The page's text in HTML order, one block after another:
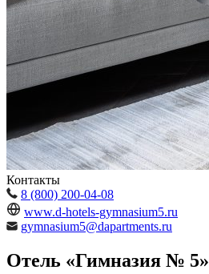
Контакты
8 (800) 200-04-08
www.d-hotels-gymnasium5.ru
gymnasium5@dapartments.ru
Отель «Гимназия № 5»